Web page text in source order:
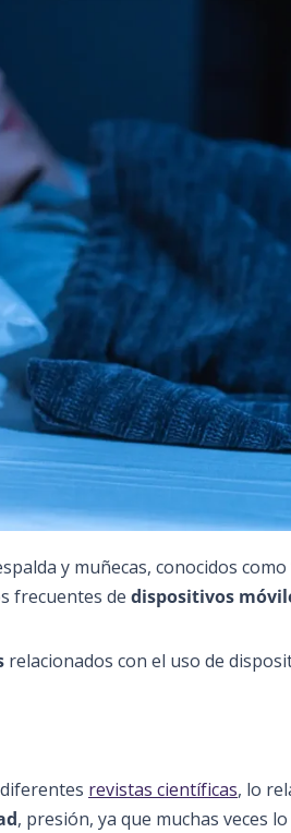
y muñecas, conocidos
frecuentes de dispositivos
relacionados con el uso de
revistas científicas, lo
, presión, ya que muchas veces